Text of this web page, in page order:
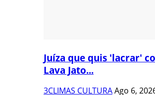
Juíza que quis 'lacrar'
Lava Jato...
3CLIMAS CULTURAAgo 6,